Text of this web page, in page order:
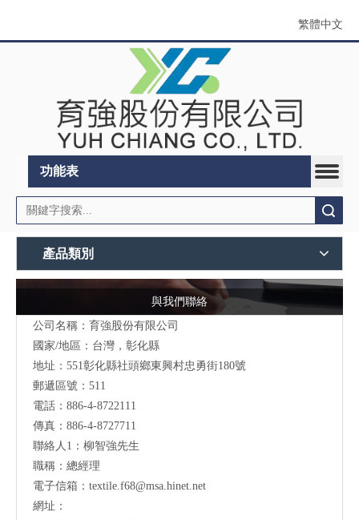
繁體中文
功能表
產品類別
與我們聯絡
公司名稱：育強股份有限公司
國家/地區：台灣，彰化縣
地址： 551彰化縣社頭鄉東興村忠勇街180號
郵遞區號：511
電話：886-4-8722111
傳真：886-4-8727711
聯絡人1：柳智強先生
職稱：總經理
電子信箱： textile.f68@msa.hinet.net
網址：